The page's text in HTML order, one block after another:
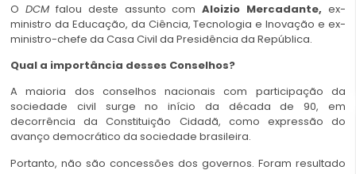
O DCMfalou deste assunto comAloizio Mercadante, ex-
ministro da Educação, da Ciência, Tecnologia e Inovação e ex-
ministro-chefe da Casa Civil da Presidência da República.
Qual a importância desses Conselhos?
A maioria dos conselhos nacionais com participação da
sociedade civil surge no início da década de 90, em
decorrência da Constituição Cidadã, como expressão do
avanço democrático da sociedade brasileira.
Portanto, não são concessões dos governos. Foram resultado